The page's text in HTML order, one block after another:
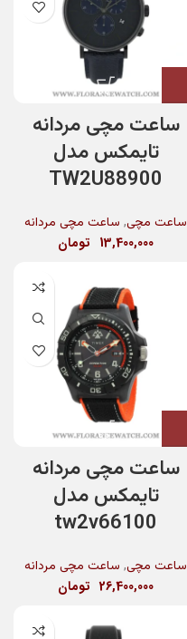
ساعت مچی مردانه
تایمکس مدل
TW2U88900
ساعت مچی, ساعت مچی مردانه
13,400,000 تومان
ساعت مچی مردانه
تایمکس مدل
tw2v66100
ساعت مچی, ساعت مچی مردانه
26,400,000 تومان